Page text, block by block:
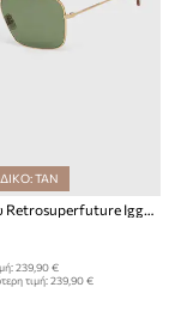
TAN
Γυαλιά ηλίου Retrosuperfuture Iggy
239,90 €
τιμή:239,90 €